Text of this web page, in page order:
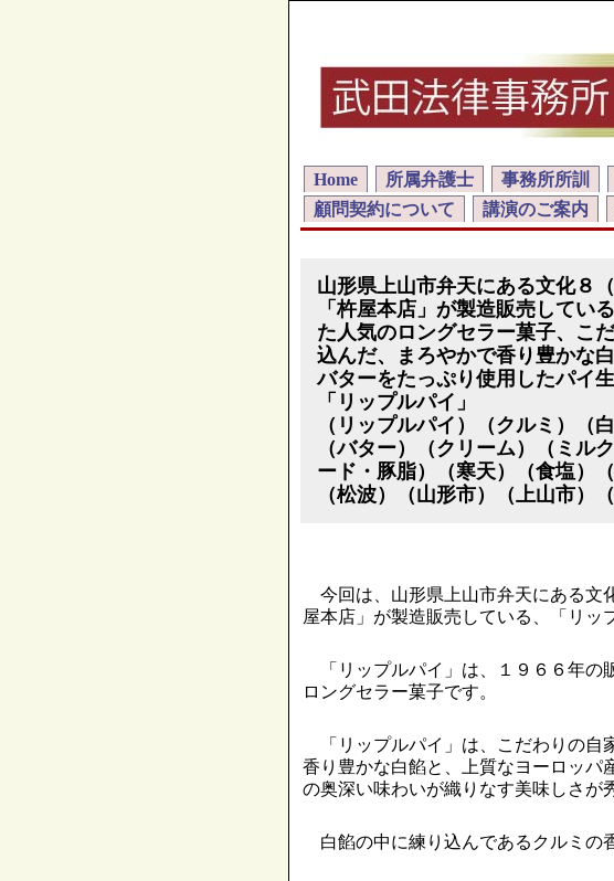
Home 所属弁護士 事務所所訓
顧問契約について
講演のご案内
山形県上山市弁天にある文化８
「杵屋本店」が製造販売してい
た人気のロングセラー菓子、こ
込んだ、まろやかで香り豊かな
バターをたっぷり使用したパイ
「リップルパイ」
（リップルパイ）（クルミ）（
（バター）（クリーム）（ミル
ード・豚脂）（寒天）（食塩）
（松波）（山形市）（上山市）
今回は、山形県上山市弁天にある文
屋本店」が製造販売している、「リッ
「リップルパイ」は、１９６６年の
ロングセラー菓子です。
「リップルパイ」は、こだわりの自
香り豊かな白餡と、上質なヨーロッパ
の奥深い味わいが織りなす美味しさが
白餡の中に練り込んであるクルミの